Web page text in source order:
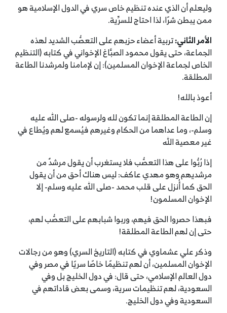
وليعلم أن الذي عنده تنظيم خاص سري في الدول الإسلامية هو
ممن يبطن شرًا، لذا احتاج للسرِّية.
الأمر الثاني:تربية أعضاء حزبهم على التعصُّب الشديد لهذه
الجماعة، حتى يقول محمود الصبَّاغ الإخواني في كتابه (التنظيم
الخاص لجماعة الإخوان المسلمين): إن لإمامنا ولمرشدنا الطاعة
المطلقة.
أعوذ بالله!
إن الطاعة المطلقة إنما تكون لله ولرسوله -صلى الله عليه
وسلم-، وما عداهما من الحكام وغيرهم فيُسمع لهم ويُطاع في
غير معصية الله
إذا رُبُّوا على هذا التعصُّب فلا يستغرب أن يقول مرشدٌ من
مرشديهم وهو مهدي عاكف: ليس هناك أحق من أن يقول
الحق كما أُنزل على قلب محمد -صلى الله عليه وسلم- إلا
الإخوان المسلمون!
فبهذا حصروا الحق فيهم، وربوا شبابهم على التعصُّب لهم،
حتى إن لهم الطاعة المطلقة!
وذكر علي عشماوي في كتابه (التاريخ السري) وهو من رجالات
الإخوان المسلمين، أن لهم تنظيمًا خاصًا سريًا في مصر وفي
دول العالم الإسلامي، حتى قال: في دول الخليج بل وفي
السعودية، لهم تنظيمات سرية، وسمى بعض قاداتهم في
السعودية وفي دول الخليج.